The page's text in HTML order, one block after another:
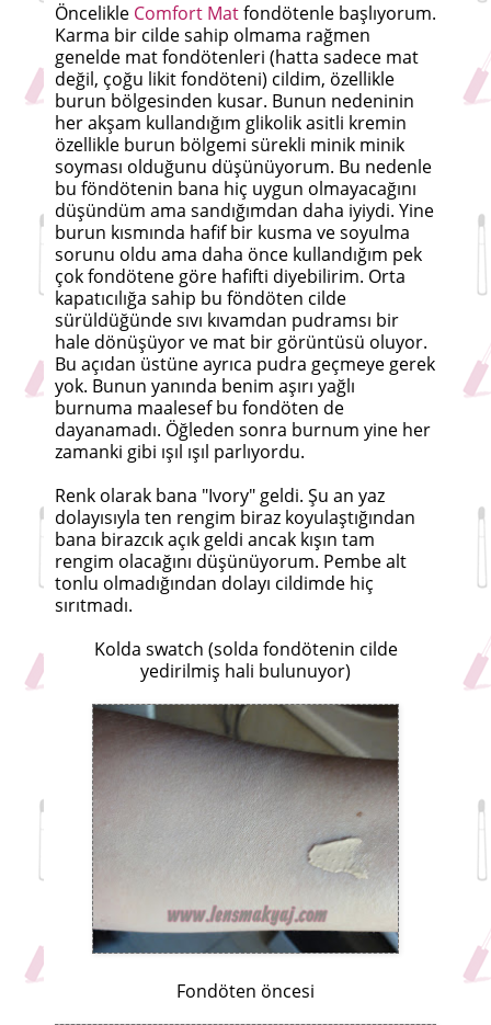
Öncelikle Comfort Matfondötenle başlıyorum.
Karma bir cilde sahip olmama rağmen
genelde mat fondötenleri (hatta sadece mat
değil, çoğu likit fondöteni) cildim, özellikle
burun bölgesinden kusar. Bunun nedeninin
her akşam kullandığım glikolik asitli kremin
özellikle burun bölgemi sürekli minik minik
soyması olduğunu düşünüyorum. Bu nedenle
bu föndötenin bana hiç uygun olmayacağını
düşündüm ama sandığımdan daha iyiydi. Yine
burun kısmında hafif bir kusma ve soyulma
sorunu oldu ama daha önce kullandığım pek
çok fondötene göre hafifti diyebilirim. Orta
kapatıcılığa sahip bu föndöten cilde
sürüldüğünde sıvı kıvamdan pudramsı bir
hale dönüşüyor ve mat bir görüntüsü oluyor.
Bu açıdan üstüne ayrıca pudra geçmeye gerek
yok. Bunun yanında benim aşırı yağlı
burnuma maalesef bu fondöten de
dayanamadı. Öğleden sonra burnum yine her
zamanki gibi ışıl ışıl parlıyordu.
Renk olarak bana "Ivory" geldi. Şu an yaz
dolayısıyla ten rengim biraz koyulaştığından
bana birazcık açık geldi ancak kışın tam
rengim olacağını düşünüyorum. Pembe alt
tonlu olmadığından dolayı cildimde hiç
sırıtmadı.
Kolda swatch (solda fondötenin cilde
yedirilmiş hali bulunuyor)
Fondöten öncesi